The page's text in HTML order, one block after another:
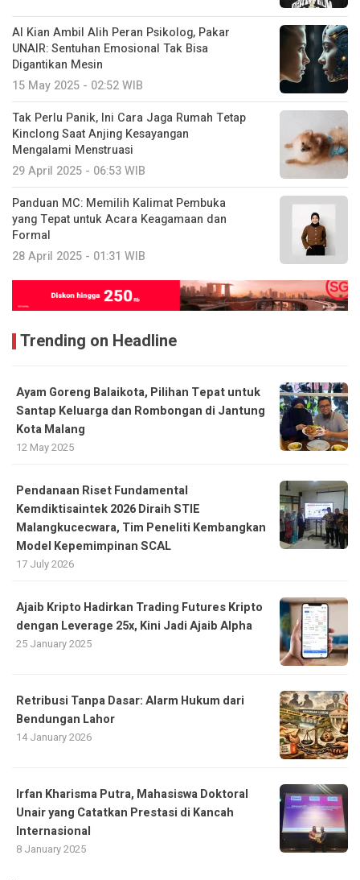
AI Kian Ambil Alih Peran Psikolog, Pakar
UNAIR: Sentuhan Emosional Tak Bisa
Digantikan Mesin
15 May 2025 - 02:52 WIB
Tak Perlu Panik, Ini Cara Jaga Rumah Tetap
Kinclong Saat Anjing Kesayangan
Mengalami Menstruasi
29 April 2025 - 06:53 WIB
Panduan MC: Memilih Kalimat Pembuka
yang Tepat untuk Acara Keagamaan dan
Formal
28 April 2025 - 01:31 WIB
Trending on Headline
Ayam Goreng Balaikota, Pilihan Tepat untuk
Santap Keluarga dan Rombongan di Jantung
Kota Malang
12 May 2025
Pendanaan Riset Fundamental
Kemdiktisaintek 2026 Diraih STIE
Malangkucecwara, Tim Peneliti Kembangkan
Model Kepemimpinan SCAL
17 July 2026
Ajaib Kripto Hadirkan Trading Futures Kripto
dengan Leverage 25x, Kini Jadi Ajaib Alpha
25 January 2025
Retribusi Tanpa Dasar: Alarm Hukum dari
Bendungan Lahor
14 January 2026
Irfan Kharisma Putra, Mahasiswa Doktoral
Unair yang Catatkan Prestasi di Kancah
Internasional
8 January 2025